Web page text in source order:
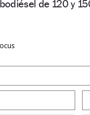
de 120 y